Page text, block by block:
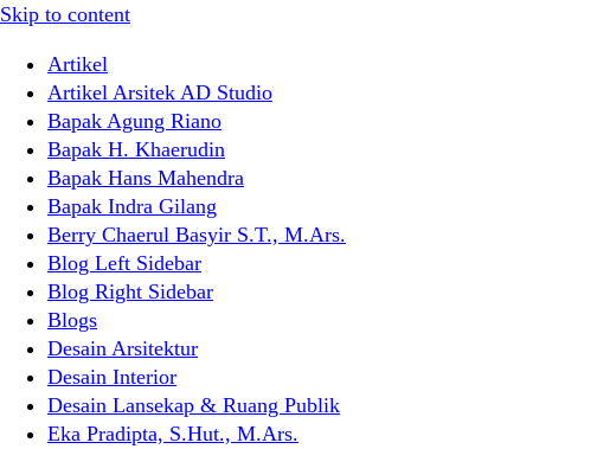
Skip to content
Artikel
Artikel Arsitek AD Studio
Bapak Agung Riano
Bapak H. Khaerudin
Bapak Hans Mahendra
Bapak Indra Gilang
Berry Chaerul Basyir S.T., M.Ars.
Blog Left Sidebar
Blog Right Sidebar
Blogs
Desain Arsitektur
Desain Interior
Desain Lansekap & Ruang Publik
Eka Pradipta, S.Hut., M.Ars.